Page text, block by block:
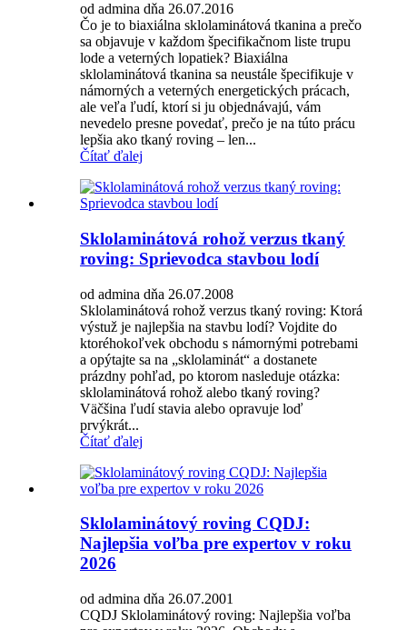
od admina dňa 26.07.2016
Čo je to biaxiálna sklolaminátová tkanina a prečo
sa objavuje v každom špecifikačnom liste trupu
lode a veterných lopatiek? Biaxiálna
sklolaminátová tkanina sa neustále špecifikuje v
námorných a veterných energetických prácach,
ale veľa ľudí, ktorí si ju objednávajú, vám
nevedelo presne povedať, prečo je na túto prácu
lepšia ako tkaný roving – len...
Čítať ďalej
Sklolaminátová rohož verzus tkaný
roving: Sprievodca stavbou lodí
od admina dňa 26.07.2008
Sklolaminátová rohož verzus tkaný roving: Ktorá
výstuž je najlepšia na stavbu lodí? Vojdite do
ktoréhokoľvek obchodu s námornými potrebami
a opýtajte sa na „sklolaminát“ a dostanete
prázdny pohľad, po ktorom nasleduje otázka:
sklolaminátová rohož alebo tkaný roving?
Väčšina ľudí stavia alebo opravuje loď
prvýkrát...
Čítať ďalej
Sklolaminátový roving CQDJ:
Najlepšia voľba pre expertov v roku
2026
od admina dňa 26.07.2001
CQDJ Sklolaminátový roving: Najlepšia voľba